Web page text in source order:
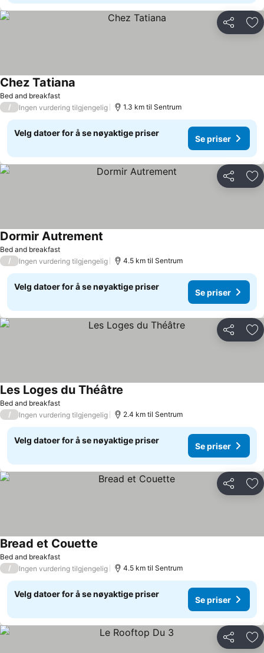
Del
Bed and breakfast
Chez Tatiana
/ Ingen vurdering tilgjengelig 1.3 km til Sentrum
Velg datoer for å se nøyaktige priser
Se priser
Del
Bed and breakfast
Dormir Autrement
/ Ingen vurdering tilgjengelig 4.5 km til Sentrum
Velg datoer for å se nøyaktige priser
Se priser
Del
Bed and breakfast
Les Loges du Théâtre
/ Ingen vurdering tilgjengelig 2.4 km til Sentrum
Velg datoer for å se nøyaktige priser
Se priser
Del
Bed and breakfast
Bread et Couette
/ Ingen vurdering tilgjengelig 4.5 km til Sentrum
Velg datoer for å se nøyaktige priser
Se priser
Del